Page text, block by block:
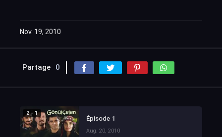
Nov. 19, 2010
Partage 0
2 - 1
Épisode 1
Aug. 20, 2010